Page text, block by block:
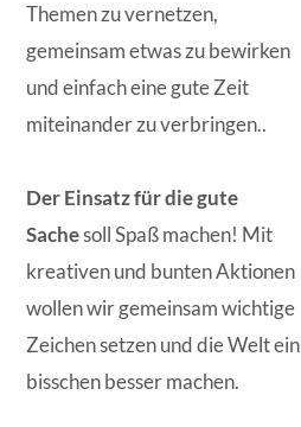
Themen zu vernetzen,
gemeinsam etwas zu bewirken
und einfach eine gute Zeit
miteinander zu verbringen..
Der Einsatz für die gute
Sachesoll Spaß machen! Mit
kreativen und bunten Aktionen
wollen wir gemeinsam wichtige
Zeichen setzen und die Welt ein
bisschen besser machen.